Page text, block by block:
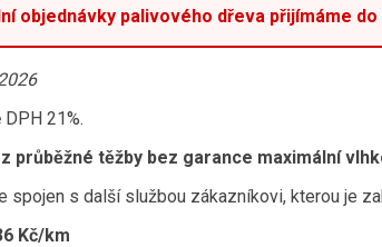
objednávky palivového dřeva přijímáme
21%.
průběžné těžby bez garance maximální
spojen s další službou zákazníkovi, kterou je
Kč/km